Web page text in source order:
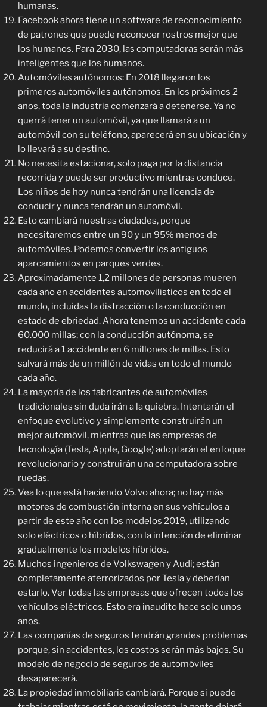
humanas.
Facebook ahora tiene un software de reconocimiento
de patrones que puede reconocer rostros mejor que
los humanos. Para 2030, las computadoras serán más
inteligentes que los humanos.
Automóviles autónomos: En 2018 llegaron los
primeros automóviles autónomos. En los próximos 2
años, toda la industria comenzará a detenerse. Ya no
querrá tener un automóvil, ya que llamará a un
automóvil con su teléfono, aparecerá en su ubicación y
lo llevará a su destino.
No necesita estacionar, solo paga por la distancia
recorrida y puede ser productivo mientras conduce.
Los niños de hoy nunca tendrán una licencia de
conducir y nunca tendrán un automóvil.
Esto cambiará nuestras ciudades, porque
necesitaremos entre un 90 y un 95% menos de
automóviles. Podemos convertir los antiguos
aparcamientos en parques verdes.
Aproximadamente 1,2 millones de personas mueren
cada año en accidentes automovilísticos en todo el
mundo, incluidas la distracción o la conducción en
estado de ebriedad. Ahora tenemos un accidente cada
60.000 millas; con la conducción autónoma, se
reducirá a 1 accidente en 6 millones de millas. Esto
salvará más de un millón de vidas en todo el mundo
cada año.
La mayoría de los fabricantes de automóviles
tradicionales sin duda irán a la quiebra. Intentarán el
enfoque evolutivo y simplemente construirán un
mejor automóvil, mientras que las empresas de
tecnología (Tesla, Apple, Google) adoptarán el enfoque
revolucionario y construirán una computadora sobre
ruedas.
Vea lo que está haciendo Volvo ahora; no hay más
motores de combustión interna en sus vehículos a
partir de este año con los modelos 2019, utilizando
solo eléctricos o híbridos, con la intención de eliminar
gradualmente los modelos híbridos.
Muchos ingenieros de Volkswagen y Audi; están
completamente aterrorizados por Tesla y deberían
estarlo. Ver todas las empresas que ofrecen todos los
vehículos eléctricos. Esto era inaudito hace solo unos
años.
Las compañías de seguros tendrán grandes problemas
porque, sin accidentes, los costos serán más bajos. Su
modelo de negocio de seguros de automóviles
desaparecerá.
La propiedad inmobiliaria cambiará. Porque si puede